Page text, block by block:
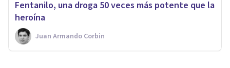
Fentanilo, una droga 50 veces más potente que la
heroína
Juan Armando Corbin